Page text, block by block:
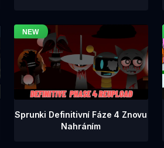
Sprunki Definitivní Fáze 4 Znovu
Nahráním